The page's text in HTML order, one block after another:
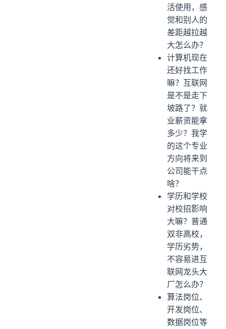
活使用，感
觉和别人的
差距越拉越
大怎么办？
计算机现在
还好找工作
嘛？互联网
是不是走下
坡路了？就
业薪资能拿
多少？我学
的这个专业
方向将来到
公司能干点
啥？
学历和学校
对校招影响
大嘛？普通
双非高校，
学历劣势，
不容易进互
联网龙头大
厂怎么办？
算法岗位、
开发岗位、
数据岗位等